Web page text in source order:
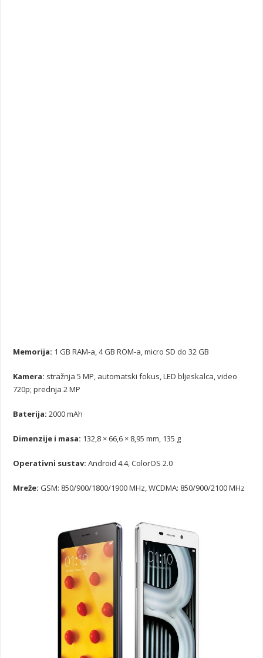
Memorija: 1 GB RAM-a, 4 GB ROM-a, micro SD do 32 GB
Kamera: stražnja 5 MP, automatski fokus, LED bljeskalca, video
720p; prednja 2 MP
Baterija: 2000 mAh
Dimenzije i masa: 132,8 × 66,6 × 8,95 mm, 135 g
Operativni sustav: Android 4.4, ColorOS 2.0
Mreže: GSM: 850/900/1800/1900 MHz, WCDMA: 850/900/2100 MHz